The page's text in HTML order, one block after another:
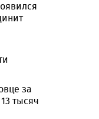
за
тысяч